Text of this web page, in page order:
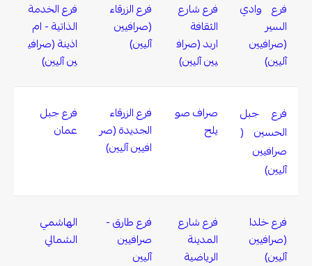
فرع وادي
السير
(صرافيين
آليين)
فرع شارع
الثقافة
اربد (صراف
يين آليين)
فرع الزرقاء
(صرافيين
آليين)
فرع الخدمة
الذاتية - ام
اذينة (صرافي
ين آليين)
فرع جبل
الحسين (
صرافيين
آليين)
صراف صو
يلح
فرع الزرقاء
الجديدة (صر
افيين آليين)
فرع جبل
عمان
فرع خلدا
(صرافيين
آليين)
فرع شارع
المدينة
الرياضية
فرع طارق -
صرافيين
آليين
الهاشمي
الشمالي